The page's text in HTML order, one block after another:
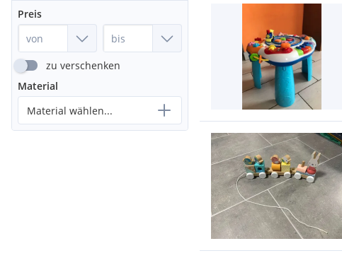
Preis
zu verschenken
Material
Material wählen...